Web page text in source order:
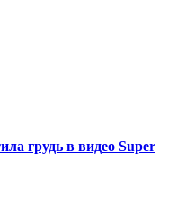
грудь в видео Super